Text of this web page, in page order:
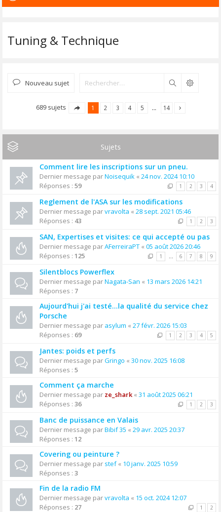
Tuning & Technique
Nouveau sujet Rechercher
689 sujets 1 2 3 4 5 … 14
Sujets
Comment lire les inscriptions sur un pneu.
Dernier message parNoisequik « 24 nov. 2024 10:10
Réponses : 59 1 2 3 4
Reglement de l'ASA sur les modifications
Dernier message parvravolta « 28 sept. 2021 05:46
Réponses : 43 1 2 3
SAN, Expertises et visites: ce qui accepté ou pas
Dernier message parAFerreiraPT « 05 août 2026 20:46
Réponses : 125 1 … 6 7 8 9
Silentblocs Powerflex
Dernier message parNagata-San « 13 mars 2026 14:21
Réponses : 7
Aujourd'hui j'ai testé…la qualité du service chez
Porsche
Dernier message par asylum « 27 févr. 2026 15:03
Réponses : 69 1 2 3 4 5
Jantes: poids et perfs
Dernier message parGringo « 30 nov. 2025 16:08
Réponses : 5
Comment ça marche
Dernier message par ze_shark« 31 août 2025 06:21
Réponses : 36 1 2 3
Banc de puissance en Valais
Dernier message parBibif 35 « 29 avr. 2025 20:37
Réponses : 12
Covering ou peinture ?
Dernier message par stef« 10 janv. 2025 10:59
Réponses : 3
Fin de la radio FM
Dernier message parvravolta « 15 oct. 2024 12:07
Réponses : 27 1 2